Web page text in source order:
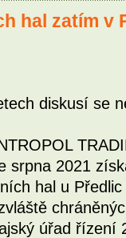
hal zatím v
diskusí se
srpna 2021
hal u
úřad řízení